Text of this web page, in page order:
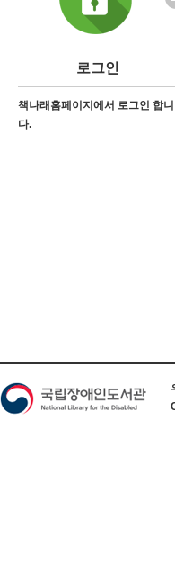
로그인
책나래홈페이지에서 로그인 합니
다.